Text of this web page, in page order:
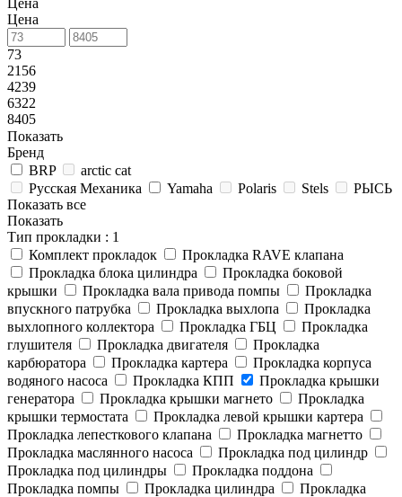
Цена
73
2156
4239
6322
8405
Показать
Бренд
BRP
arctic cat
Русская Механика
Yamaha Polaris Stels
РЫСЬ
Показать все
Показать
Тип прокладки : 1
Комплект прокладок
Прокладка RAVE клапана
Прокладка блока цилиндра
Прокладка боковой
крышки
Прокладка вала привода помпы
Прокладка
впускного патрубка
Прокладка выхлопа
Прокладка
выхлопного коллектора
Прокладка ГБЦ
Прокладка
глушителя
Прокладка двигателя
Прокладка
карбюратора
Прокладка картера
Прокладка корпуса
водяного насоса
Прокладка КПП
Прокладка крышки
генератора
Прокладка крышки магнето
Прокладка
крышки термостата
Прокладка левой крышки картера
Прокладка лепесткового клапана
Прокладка магнетто
Прокладка маслянного насоса
Прокладка под цилиндр
Прокладка под цилиндры
Прокладка поддона
Прокладка помпы
Прокладка цилиндра
Прокладка